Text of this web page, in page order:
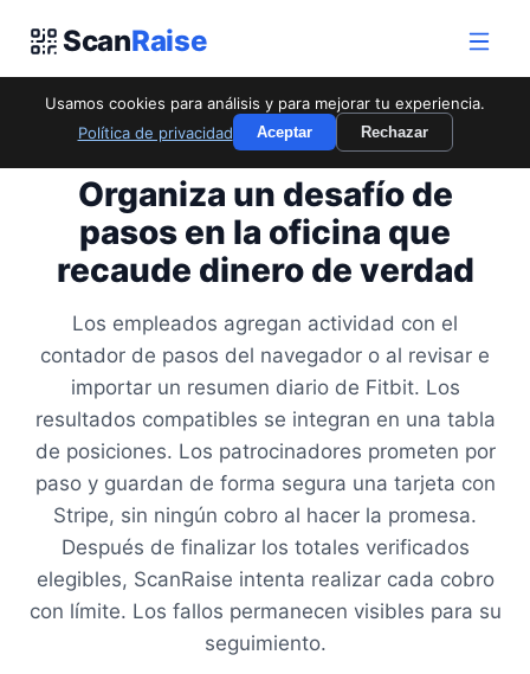
ScanRaise
Usamos cookies para análisis y para mejorar tu experiencia.
Política de privacidad
Aceptar
Rechazar
PARA EMPRESAS Y EQUIPOS
Organiza un desafío de
pasos en la oficina que
recaude dinero de verdad
Los empleados agregan actividad con el
contador de pasos del navegador o al revisar e
importar un resumen diario de Fitbit. Los
resultados compatibles se integran en una tabla
de posiciones. Los patrocinadores prometen por
paso y guardan de forma segura una tarjeta con
Stripe, sin ningún cobro al hacer la promesa.
Después de finalizar los totales verificados
elegibles, ScanRaise intenta realizar cada cobro
con límite. Los fallos permanecen visibles para su
seguimiento.